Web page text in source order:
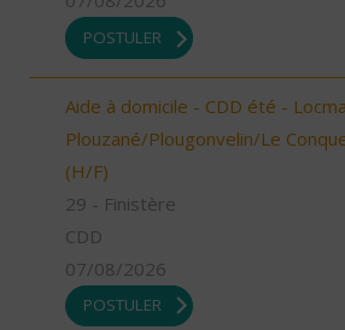
POSTULER
Aide à domicile - CDD été -
Plouzané/Plougonvelin/Le
(H/F)
29 - Finistère
CDD
07/08/2026
POSTULER